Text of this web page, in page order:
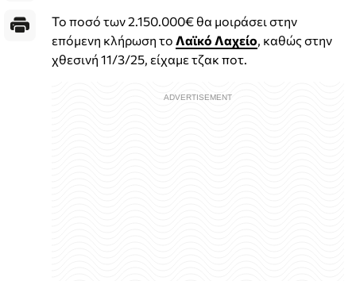
Το ποσό των 2.150.000€ θα μοιράσει στην
επόμενη κλήρωση το Λαϊκό Λαχείο , καθώς στην
χθεσινή 11/3/25, είχαμε τζακ ποτ.